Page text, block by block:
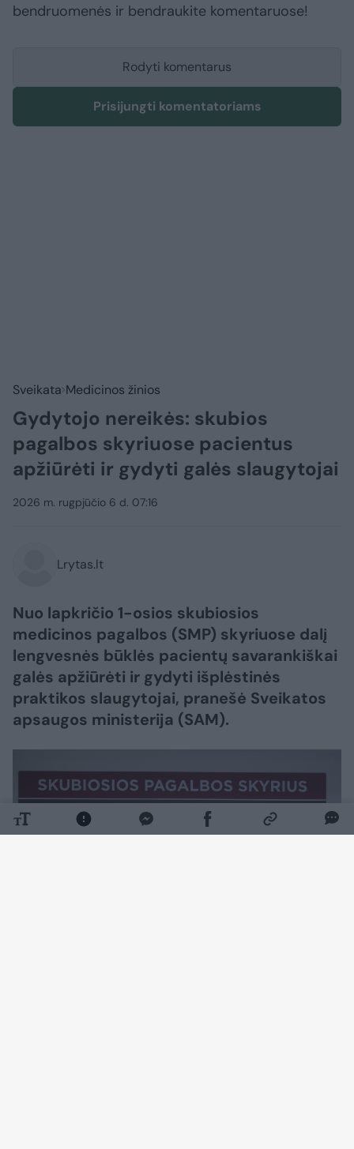
bendruomenės ir bendraukite komentaruose!
Rodyti komentarus
Prisijungti komentatoriams
Sveikata Medicinos žinios
Gydytojo nereikės: skubios
pagalbos skyriuose pacientus
apžiūrėti ir gydyti galės slaugytojai
2026 m. rugpjūčio 6 d. 07:16
Lrytas.lt
Nuo lapkričio 1-osios skubiosios
medicinos pagalbos (SMP) skyriuose dalį
lengvesnės būklės pacientų savarankiškai
galės apžiūrėti ir gydyti išplėstinės
praktikos slaugytojai, pranešė Sveikatos
apsaugos ministerija (SAM).